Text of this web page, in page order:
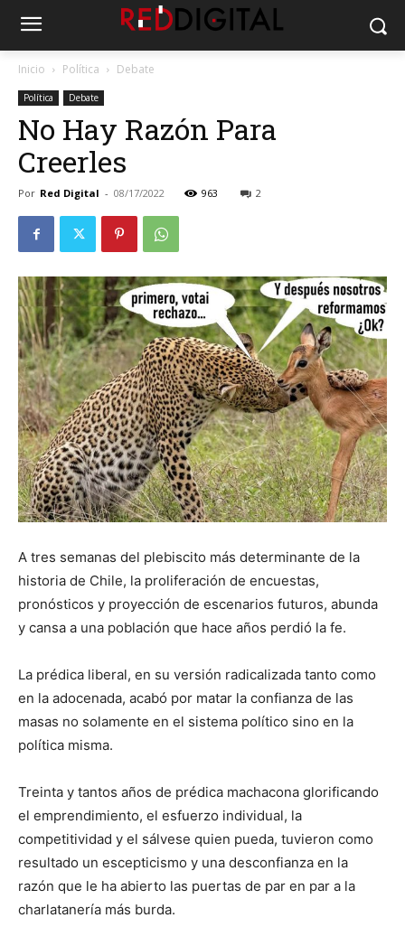
Inicio Política Debate
Política Debate
No Hay Razón Para
Creerles
Por Red Digital - 08/17/2022 963 2
A tres semanas del plebiscito más determinante de la
historia de Chile, la proliferación de encuestas,
pronósticos y proyección de escenarios futuros, abunda
y cansa a una población que hace años perdió la fe.
La prédica liberal, en su versión radicalizada tanto como
en la adocenada, acabó por matar la confianza de las
masas no solamente en el sistema político sino en la
política misma.
Treinta y tantos años de prédica machacona glorificando
el emprendimiento, el esfuerzo individual, la
competitividad y el sálvese quien pueda, tuvieron como
resultado un escepticismo y una desconfianza en la
razón que le ha abierto las puertas de par en par a la
charlatanería más burda.